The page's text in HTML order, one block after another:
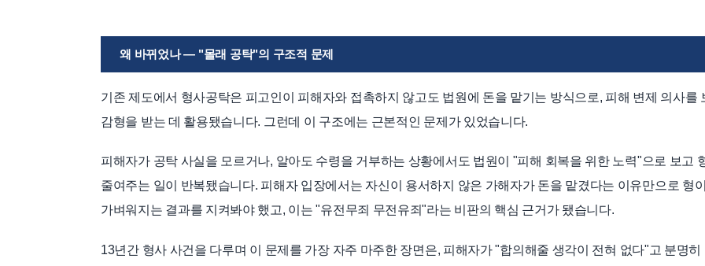
왜 바뀌었나 — "몰래 공탁"의 구조적 문제
기존 제도에서 형사공탁은 피고인이 피해자와 접촉하지 않고도 법원에 돈을 맡기는 방식으로, 피해 변제 의사를
감형을 받는 데 활용됐습니다. 그런데 이 구조에는 근본적인 문제가 있었습니다.
피해자가 공탁 사실을 모르거나, 알아도 수령을 거부하는 상황에서도 법원이 "피해 회복을 위한 노력"으로 보고
줄여주는 일이 반복됐습니다. 피해자 입장에서는 자신이 용서하지 않은 가해자가 돈을 맡겼다는 이유만으로 형이
가벼워지는 결과를 지켜봐야 했고, 이는 "유전무죄 무전유죄"라는 비판의 핵심 근거가 됐습니다.
13년간 형사 사건을 다루며 이 문제를 가장 자주 마주한 장면은, 피해자가 "합의해줄 생각이 전혀 없다"고 분명히